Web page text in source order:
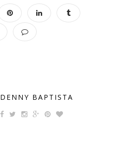
DENNY BAPTISTA